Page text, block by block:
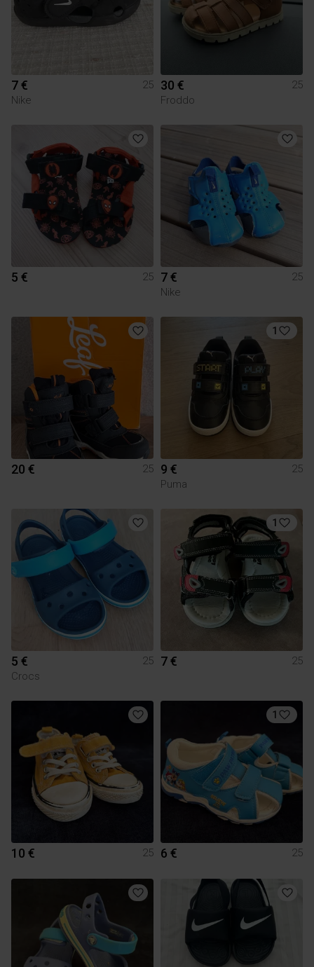
7 €
25
Nike
30 €
25
Froddo
5 € 25 7 €
25
Nike
20 € 25
1
9 €
25
Puma
5 €
25
Crocs
1
7 € 25
10 € 25
1
6 € 25